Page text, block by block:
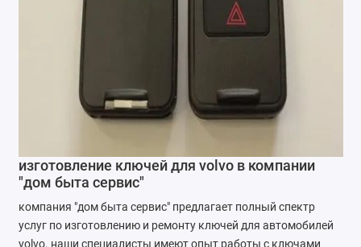
изготовление ключей для volvo в компании
"дом быта сервис"
компания "дом быта сервис" предлагает полный спектр
услуг по изготовлению и ремонту ключей для автомобилей
volvo. наши специалисты имеют опыт работы с ключами